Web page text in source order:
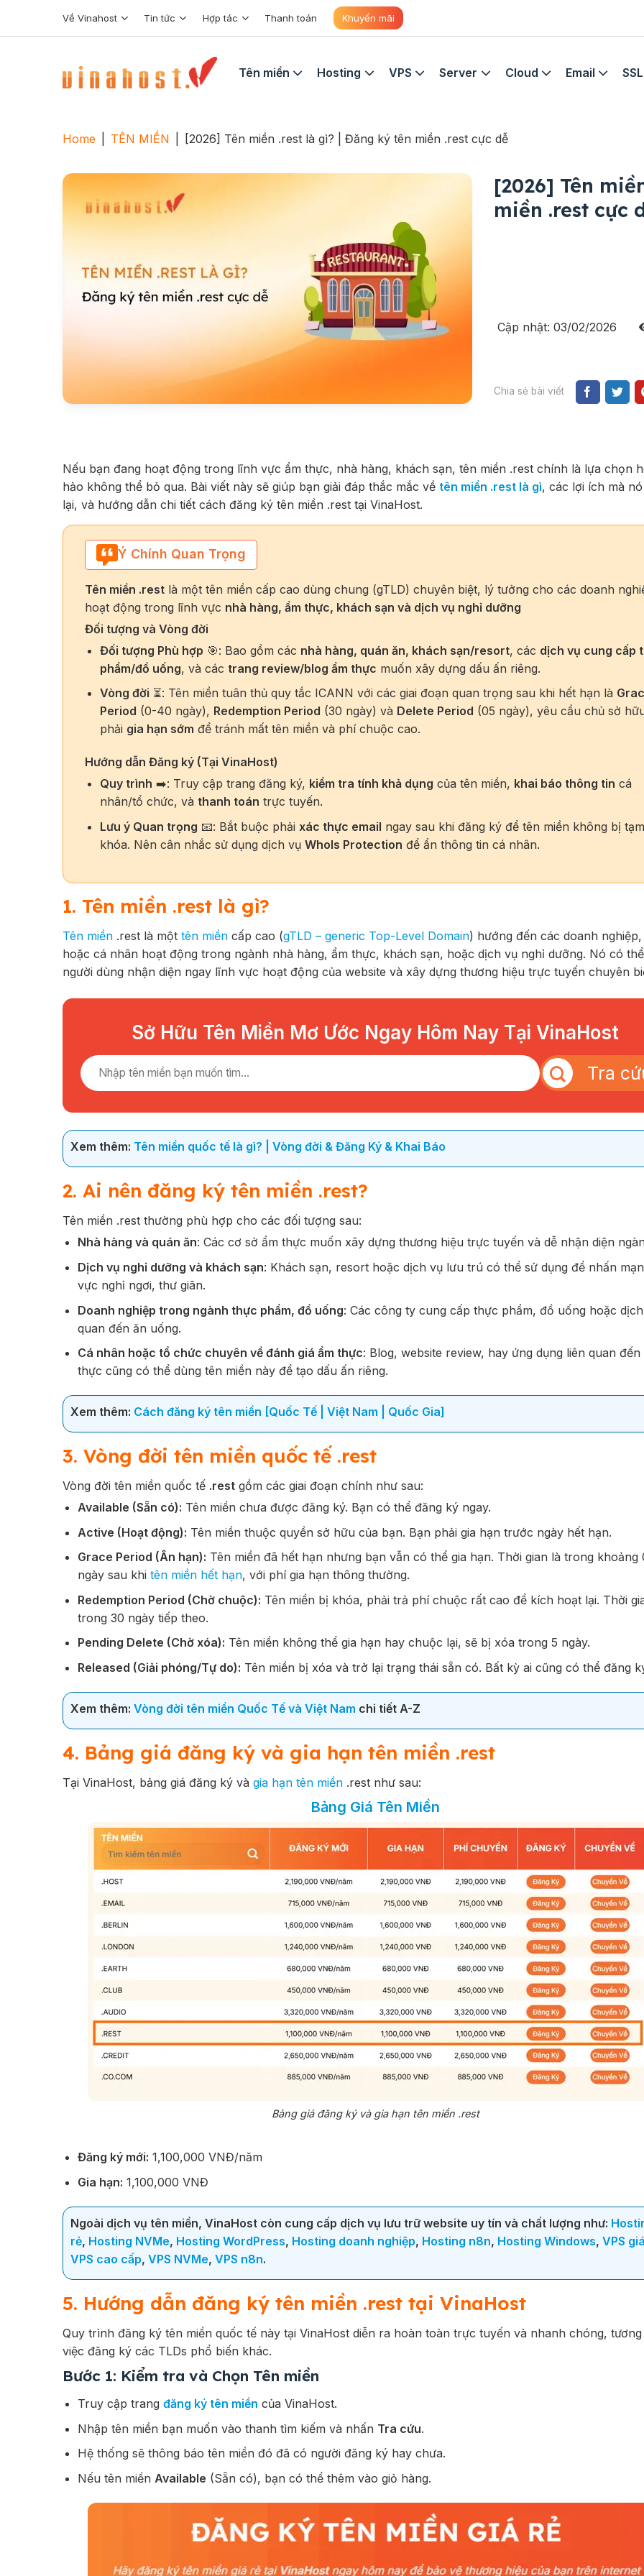
Về Vinahost Tin tức Hợp tác Thanh toán Khuyến mãi
Tên miền Hosting VPS Server Cloud Email SSL
Home TÊN MIỀN [2026] Tên miền .rest là gì? | Đăng ký tên miền .rest cực dễ
[2026] Tên
miền .rest cực
Cập nhật: 03/02/2026
Chia sẻ bài viết
Nếu bạn đang hoạt động trong lĩnh vực ẩm thực, nhà hàng, khách sạn, tên miền .rest chính là lựa chọn
hảo không thể bỏ qua. Bài viết này sẽ giúp bạn giải đáp thắc mắc về tên miền .rest là gì, các lợi ích mà
lại, và hướng dẫn chi tiết cách đăng ký tên miền .rest tại VinaHost.
Ý Chính Quan Trọng
Tên miền .rest là một tên miền cấp cao dùng chung (gTLD) chuyên biệt, lý tưởng cho các doanh
hoạt động trong lĩnh vực nhà hàng, ẩm thực, khách sạn và dịch vụ nghỉ dưỡng
Đối tượng và Vòng đời
Đối tượng Phù hợp 🎯: Bao gồm các nhà hàng, quán ăn, khách sạn/resort, các dịch vụ cung cấp
phẩm/đồ uống, và các trang review/blog ẩm thực muốn xây dựng dấu ấn riêng.
Vòng đời ⏳: Tên miền tuân thủ quy tắc ICANN với các giai đoạn quan trọng sau khi hết hạn là
Period (0-40 ngày), Redemption Period (30 ngày) và Delete Period (05 ngày), yêu cầu chủ sở
phải gia hạn sớm để tránh mất tên miền và phí chuộc cao.
Hướng dẫn Đăng ký (Tại VinaHost)
Quy trình ➡️: Truy cập trang đăng ký, kiểm tra tính khả dụng của tên miền, khai báo thông tin cá
nhân/tổ chức, và thanh toán trực tuyến.
Lưu ý Quan trọng 📧: Bắt buộc phải xác thực email ngay sau khi đăng ký để tên miền không bị tạm
khóa. Nên cân nhắc sử dụng dịch vụ WhoIs Protection để ẩn thông tin cá nhân.
1. Tên miền .rest là gì?
Tên miền .rest là một tên miền cấp cao (gTLD – generic Top-Level Domain) hướng đến các doanh
hoặc cá nhân hoạt động trong ngành nhà hàng, ẩm thực, khách sạn, hoặc dịch vụ nghỉ dưỡng. Nó có
người dùng nhận diện ngay lĩnh vực hoạt động của website và xây dựng thương hiệu trực tuyến chuyên
Sở Hữu Tên Miền Mơ Ước Ngay Hôm Nay Tại VinaHost
Tra
Xem thêm: Tên miền quốc tế là gì? | Vòng đời & Đăng Ký & Khai Báo
2. Ai nên đăng ký tên miền .rest?
Tên miền .rest thường phù hợp cho các đối tượng sau:
Nhà hàng và quán ăn: Các cơ sở ẩm thực muốn xây dựng thương hiệu trực tuyến và dễ nhận diện
Dịch vụ nghỉ dưỡng và khách sạn: Khách sạn, resort hoặc dịch vụ lưu trú có thể sử dụng để nhấn
vực nghỉ ngơi, thư giãn.
Doanh nghiệp trong ngành thực phẩm, đồ uống: Các công ty cung cấp thực phẩm, đồ uống hoặc
quan đến ăn uống.
Cá nhân hoặc tổ chức chuyên về đánh giá ẩm thực: Blog, website review, hay ứng dụng liên quan đến
thực cũng có thể dùng tên miền này để tạo dấu ấn riêng.
Xem thêm: Cách đăng ký tên miền [Quốc Tế | Việt Nam | Quốc Gia]
3. Vòng đời tên miền quốc tế .rest
Vòng đời tên miền quốc tế .rest gồm các giai đoạn chính như sau:
Available (Sẵn có): Tên miền chưa được đăng ký. Bạn có thể đăng ký ngay.
Active (Hoạt động): Tên miền thuộc quyền sở hữu của bạn. Bạn phải gia hạn trước ngày hết hạn.
Grace Period (Ân hạn): Tên miền đã hết hạn nhưng bạn vẫn có thể gia hạn. Thời gian là trong khoảng
ngày sau khi tên miền hết hạn, với phí gia hạn thông thường.
Redemption Period (Chờ chuộc): Tên miền bị khóa, phải trả phí chuộc rất cao để kích hoạt lại. Thời
trong 30 ngày tiếp theo.
Pending Delete (Chờ xóa): Tên miền không thể gia hạn hay chuộc lại, sẽ bị xóa trong 5 ngày.
Released (Giải phóng/Tự do): Tên miền bị xóa và trở lại trạng thái sẵn có. Bất kỳ ai cũng có thể đăng
Xem thêm: Vòng đời tên miền Quốc Tế và Việt Nam chi tiết A-Z
4. Bảng giá đăng ký và gia hạn tên miền .rest
Tại VinaHost, bảng giá đăng ký và gia hạn tên miền .rest như sau:
Bảng Giá Tên Miền
Bảng giá đăng ký và gia hạn tên miền .rest
Đăng ký mới: 1,100,000 VNĐ/năm
Gia hạn: 1,100,000 VNĐ
Ngoài dịch vụ tên miền, VinaHost còn cung cấp dịch vụ lưu trữ website uy tín và chất lượng như:
rẻ, Hosting NVMe, Hosting WordPress, Hosting doanh nghiệp, Hosting n8n, Hosting Windows, VPS
VPS cao cấp, VPS NVMe, VPS n8n.
5. Hướng dẫn đăng ký tên miền .rest tại VinaHost
Quy trình đăng ký tên miền quốc tế này tại VinaHost diễn ra hoàn toàn trực tuyến và nhanh chóng,
việc đăng ký các TLDs phổ biến khác.
Bước 1: Kiểm tra và Chọn Tên miền
Truy cập trang đăng ký tên miền của VinaHost.
Nhập tên miền bạn muốn vào thanh tìm kiếm và nhấn Tra cứu.
Hệ thống sẽ thông báo tên miền đó đã có người đăng ký hay chưa.
Nếu tên miền Available (Sẵn có), bạn có thể thêm vào giỏ hàng.